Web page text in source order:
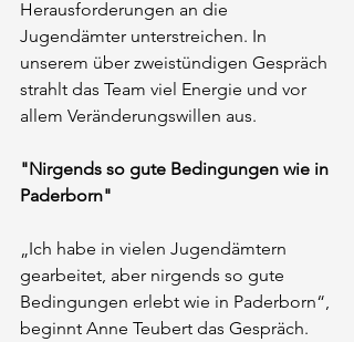
Herausforderungen an die
Jugendämter unterstreichen. In
unserem über zweistündigen Gespräch
strahlt das Team viel Energie und vor
allem Veränderungswillen aus.
"Nirgends so gute Bedingungen wie in
Paderborn"
„Ich habe in vielen Jugendämtern
gearbeitet, aber nirgends so gute
Bedingungen erlebt wie in Paderborn“,
beginnt Anne Teubert das Gespräch.